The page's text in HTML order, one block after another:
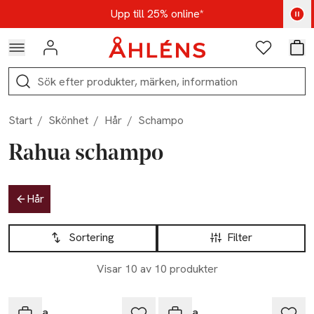
Hoppa till navigationsmenynUpp till 25% online*
Kod: AUG25 - Shoppa nu
Logga in Favoriter
Sök
Start / Skönhet / Hår / Schampo
Rahua schampo
Hoppa till produktsidan
Hår
Hoppa till produktsidan
Filter
Sortering
Visar 10 av 10 produkter
Lista över produkter